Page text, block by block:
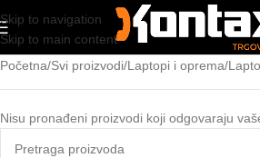
Skip to navigation
Skip to main content
Početna/Svi proizvodi/Laptopi i oprema/
Nisu pronađeni proizvodi koji odgovaraju